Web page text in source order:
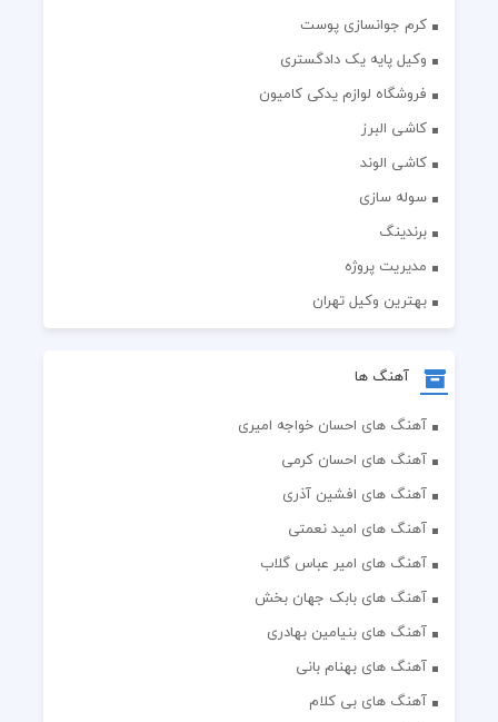
کرم جوانسازی پوست
وکیل پایه یک دادگستری
فروشگاه لوازم یدکی کامیون
کاشی البرز
کاشی الوند
سوله سازی
برندینگ
مدیریت پروژه
بهترین وکیل تهران
آهنگ ها
آهنگ های احسان خواجه امیری
آهنگ های احسان کرمی
آهنگ های افشین آذری
آهنگ های امید نعمتی
آهنگ های امیر عباس گلاب
آهنگ های بابک جهان بخش
آهنگ های بنیامین بهادری
آهنگ های بهنام بانی
آهنگ های بی کلام